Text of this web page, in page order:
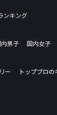
ンキング
男子
国内女子
ー
トッププロ